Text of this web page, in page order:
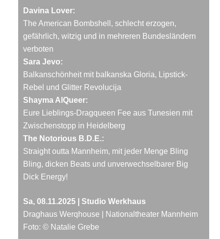
Davina Lover:
The American Bombshell, schlecht erzogen,
gefährlich, witzig und in mehreren Bundesländern
verboten
Sara Jevo:
Balkanschönheit mit balkanska Gloria, Lipstick-
Rebel und Glitter Revolucija
Shayma AlQueer:
Eure Lieblings-Dragqueen Fee aus Tunesien mit
Zwischenstopp in Heidelberg
The Notorious B.D.E.:
Straight outta Mannheim, mit jeder Menge Bling
Bling, dicken Beats und unverwechselbarer Big
Dick Energy!
Sa, 08.11.2025 | Studio Werkhaus
Draghaus Werqhouse | Nationaltheater Mannheim
Foto: © Natalie Grebe